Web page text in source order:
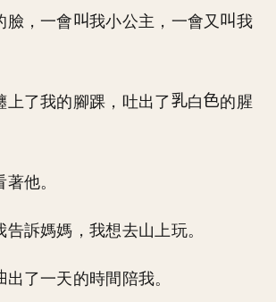
臉，一會 我小公主，一會又
我
上了我的腳踝，吐出了 白
的腥
他。
告訴媽媽，我想去山上玩。
出了一天的時間陪我。